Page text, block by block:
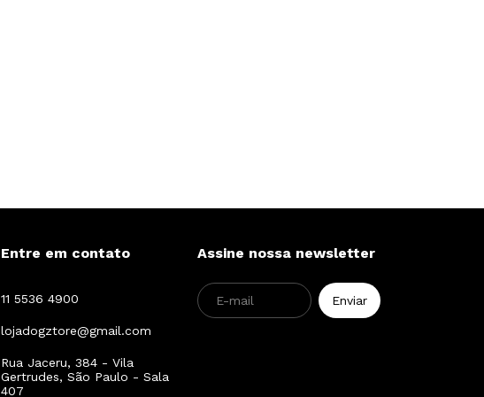
Entre em contato
11 5536 4900
lojadogztore@gmail.com
Rua Jaceru, 384 - Vila
Gertrudes, São Paulo - Sala
407
Assine nossa newsletter